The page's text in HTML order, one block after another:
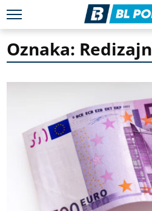
Oznaka: Redizajn